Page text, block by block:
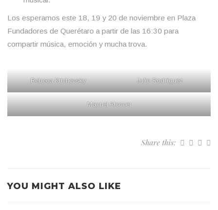
Los esperamos este 18, 19 y 20 de noviembre en Plaza
Fundadores de Querétaro a partir de las 16:30 para
compartir música, emoción y mucha trova.
Rebeca Krichevsky Julio Rodríguez
Manuel Alcocer
Share this:
YOU MIGHT ALSO LIKE